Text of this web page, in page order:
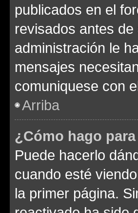
publicados en el
revisados antes
administración le
mensajes
comuniquese con
Arriba
¿Cómo hago
Puede hacerlo
cuando esté
la primer página.